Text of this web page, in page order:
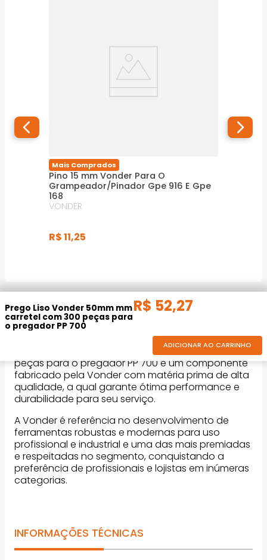
Mais Comprados
Pino 15 mm Vonder Para O
Grampeador/Pinador Gpe 916 E Gpe
168
VONDER
R$11,25
Prego Liso Vonder 50mm mm
carretel com 300 peças para
o pregador PP 700
R$ 52,27
ADICIONAR AO CARRINHO
DESCRIÇÃO DO PRODUTO
O Prego Liso Vonder 50mm mm carretel com 300
peças para o pregador PP 700 é um componente
fabricado pela Vonder com matéria prima de alta
qualidade, a qual garante ótima performance e
durabilidade para seu serviço.
A Vonder é referência no desenvolvimento de
ferramentas robustas e modernas para uso
profissional e industrial e uma das mais premiadas
e respeitadas no segmento, conquistando a
preferência de profissionais e lojistas em inúmeras
categorias.
INFORMAÇÕES TÉCNICAS